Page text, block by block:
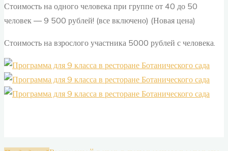
Стоимость на одного человека при группе от 40 до 50
человек — 9 500 рублей! (все включено) (Новая цена)
Стоимость на взрослого участника 5000 рублей с человека.